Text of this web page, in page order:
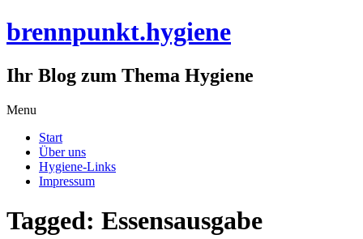
brennpunkt.hygiene
Ihr Blog zum Thema Hygiene
Menu
content
Start
Über uns
Hygiene-Links
Impressum
Tagged: Essensausgabe